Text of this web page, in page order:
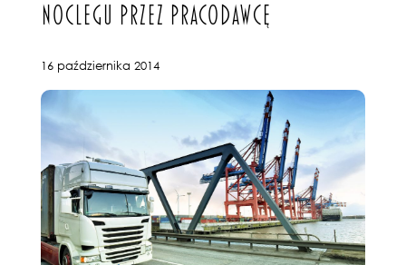
NOCLEGU PRZEZ PRACODAWCĘ
16 października 2014